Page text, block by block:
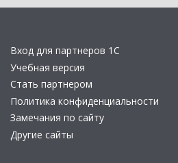
Вход для партнеров 1С
Учебная версия
Стать партнером
Политика конфиденциальности
Замечания по сайту
Другие сайты